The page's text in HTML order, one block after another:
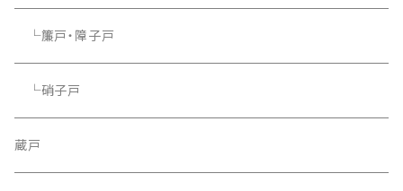
└簾戸・障子戸
└硝子戸
蔵戸